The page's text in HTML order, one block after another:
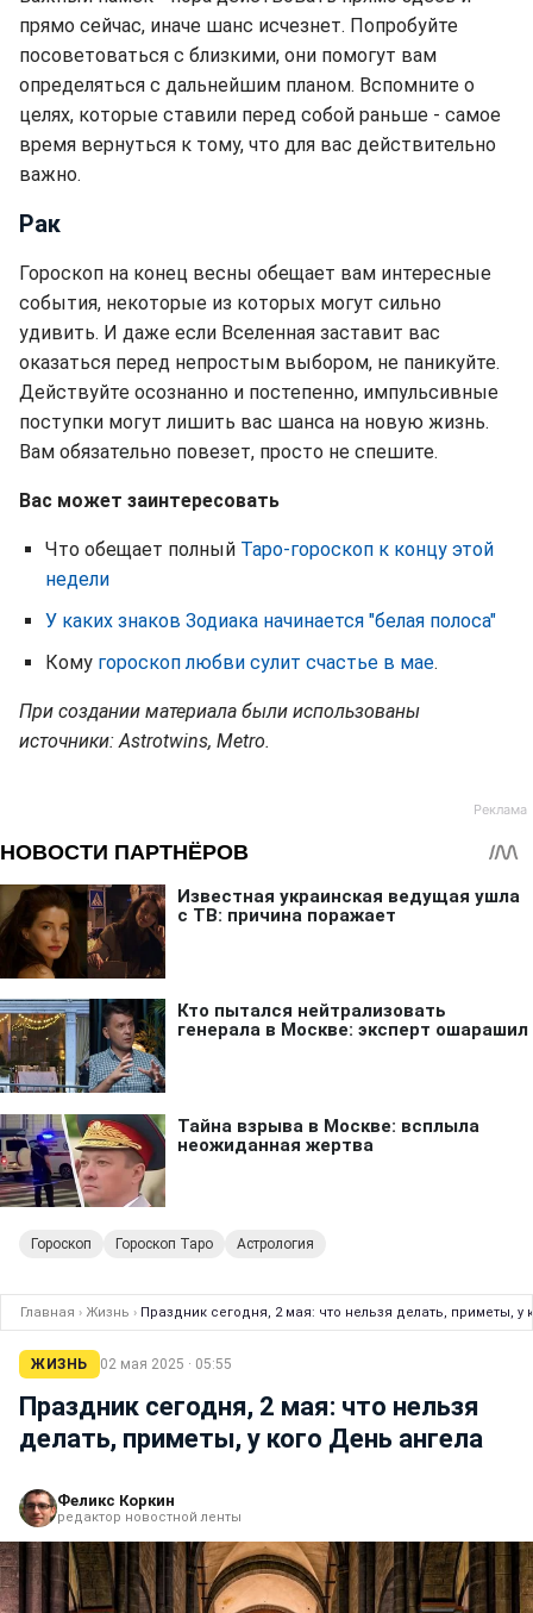
прямо сейчас, иначе шанс исчезнет. Попробуйте
посоветоваться с близкими, они помогут вам
определяться с дальнейшим планом. Вспомните о
целях, которые ставили перед собой раньше - самое
время вернуться к тому, что для вас действительно
важно.
Рак
Гороскоп на конец весны обещает вам интересные
события, некоторые из которых могут сильно
удивить. И даже если Вселенная заставит вас
оказаться перед непростым выбором, не паникуйте.
Действуйте осознанно и постепенно, импульсивные
поступки могут лишить вас шанса на новую жизнь.
Вам обязательно повезет, просто не спешите.
Вас может заинтересовать
Что обещает полный Таро-гороскоп к концу этой
недели
У каких знаков Зодиака начинается "белая полоса"
Кому гороскоп любви сулит счастье в мае.
При создании материала были использованы
источники: Astrotwins, Metro.
Гороскоп Гороскоп Таро Астрология
Главная › Жизнь › Праздник сегодня, 2 мая: что нельзя делать, приметы, у
ЖИЗНЬ 02 мая 2025 · 05:55
Праздник сегодня, 2 мая: что нельзя
делать, приметы, у кого День ангела
Феликс Коркин
редактор новостной ленты